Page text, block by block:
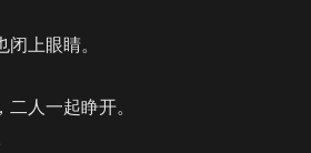
上眼睛。
一起睁开。